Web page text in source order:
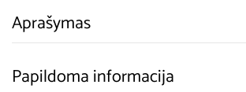
Aprašymas
Papildoma informacija